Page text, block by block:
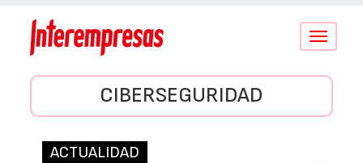
Conmutar
CIBERSEGURIDAD
ACTUALIDAD